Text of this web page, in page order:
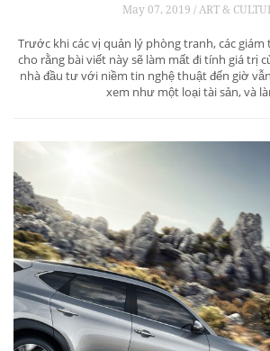
May 07, 2019 / ART &
Trước khi các vị quản lý phòng tranh, các
cho rằng bài viết này sẽ làm mất đi tính giá trị
nhà đầu tư với niềm tin nghệ thuật đến giờ
xem như một loại tài sản, và